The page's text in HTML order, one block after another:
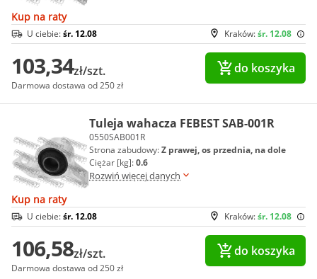
Kup na raty
Kraków:śr. 12.08
U ciebie:śr. 12.08
103,34zł/szt.
Darmowa dostawa od 250 zł
do koszyka
Tuleja wahacza FEBEST SAB-001R
0550SAB001R
Strona zabudowy:Z prawej, os przednia, na dole
Ciężar [kg]:0.6
Rozwiń więcej danych
Kup na raty
Kraków:śr. 12.08
U ciebie:śr. 12.08
106,58zł/szt.
Darmowa dostawa od 250 zł
do koszyka